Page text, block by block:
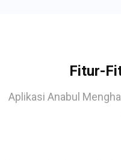
Fitur-
Aplikasi Anabul